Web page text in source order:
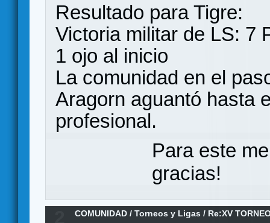
Resultado para Tigre:
Victoria militar de LS: 7
1 ojo al inicio
La comunidad en el
Aragorn aguantó hasta
profesional.
Para este
gracias!
COMUNIDAD /Torneos y Ligas / Re:XV